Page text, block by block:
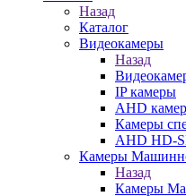
Назад
Каталог
Видеокамеры
Назад
IP камеры
AHD
Камеры
AHD HD-
Камеры
Назад
Камеры